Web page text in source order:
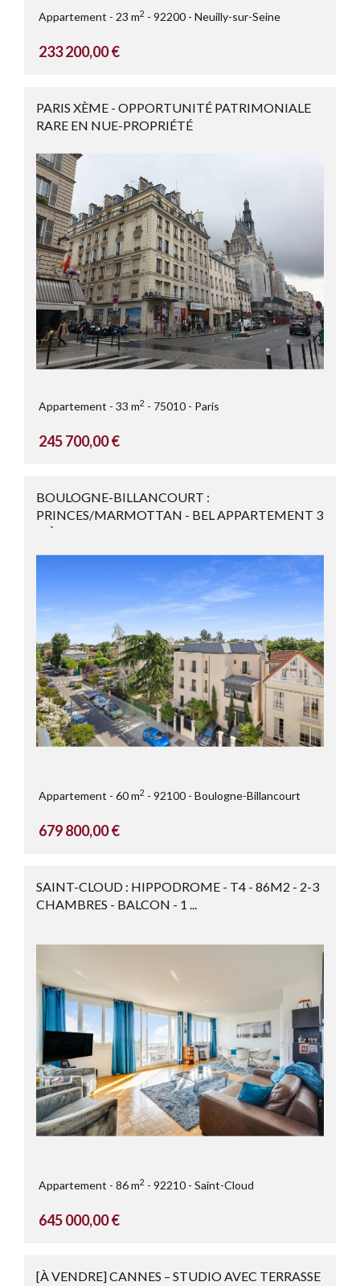
Appartement 23 m2 92200 Neuilly-sur-Seine
233 200,00 €
PARIS XÈME - OPPORTUNITÉ PATRIMONIALE
RARE EN NUE-PROPRIÉTÉ
Appartement 33 m2 75010 Paris
245 700,00 €
BOULOGNE-BILLANCOURT :
PRINCES/MARMOTTAN - BEL APPARTEMENT 3
PIÈCES/2 ...
Appartement 60 m2 92100 Boulogne-Billancourt
679 800,00 €
SAINT-CLOUD : HIPPODROME - T4 - 86M2 - 2-3
CHAMBRES - BALCON - 1 ...
Appartement 86 m2 92210 Saint-Cloud
645 000,00 €
[À VENDRE] CANNES – STUDIO AVEC TERRASSE